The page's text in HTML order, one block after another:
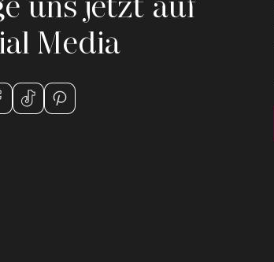
uns jetzt auf
Media